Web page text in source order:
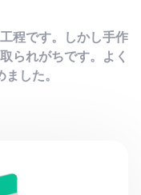
程です。しかし手作
られがちです。よく
した。